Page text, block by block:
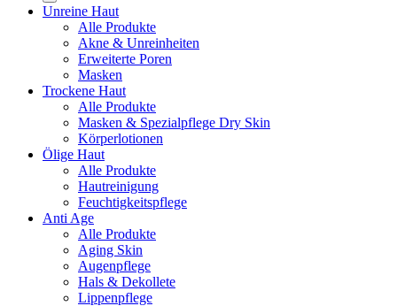
Unreine Haut
Alle Produkte
Akne & Unreinheiten
Erweiterte Poren
Masken
Trockene Haut
Alle Produkte
Masken & Spezialpflege Dry Skin
Körperlotionen
Ölige Haut
Alle Produkte
Hautreinigung
Feuchtigkeitspflege
Anti Age
Alle Produkte
Aging Skin
Augenpflege
Hals & Dekollete
Lippenpflege